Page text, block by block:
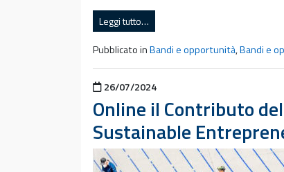
Leggi tutto…
Pubblicato inBandi e opportunità,Bandi e
Pubblicato il
26/07/2024
Online il Contributo
Sustainable